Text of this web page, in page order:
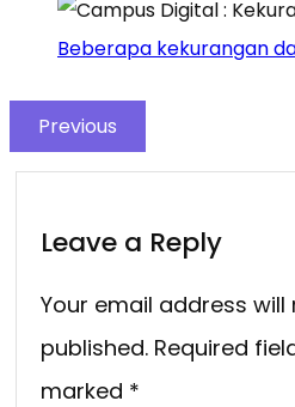
Beberapa kekurangan
Previous
Leave a Reply
Your email address will
published. Required
marked *